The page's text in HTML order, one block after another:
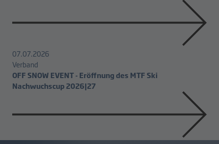
07.07.2026
Verband
OFF SNOW EVENT - Eröffnung des MTF Ski
Nachwuchscup 2026|27